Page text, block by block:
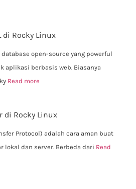
di Rocky Linux
database open-source yang powerful
aplikasi berbasis web. Biasanya
Read more
di Rocky Linux
Protocol) adalah cara aman buat
dan server. Berbeda dari Read